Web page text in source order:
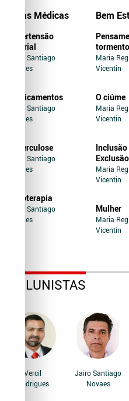
Dicas Médicas
Hipertensão
Arterial
Jairo Santiago
Novaes
Medicamentos
Jairo Santiago
Novaes
Tuberculose
Jairo Santiago
Novaes
Soroterapia
Jairo Santiago
Novaes
Bem
Maria
Vicentin
O ciúme
Maria
Vicentin
Inclusão
Exclusão
Maria
Vicentin
Mulher
Maria
Vicentin
COLUNISTAS
Vercil
Rodrigues
Jairo Santiago
Novaes